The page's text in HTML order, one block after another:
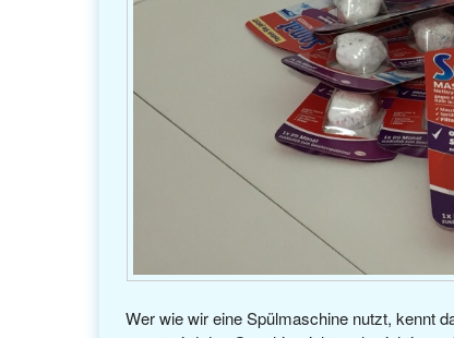
Wer wie wir eine Spülmaschine nutzt, kennt